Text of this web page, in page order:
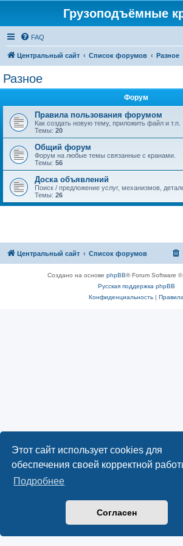
Этот сайт использует cookies для
обеспечения своей корректной
Подробнее
Согласен
Грузоподъёмные
FAQ
Центральный сайт Список форумов Разное
Разное
Форум
Правила пользования форумом
Как создать новую тему, приложить файл и т.п.
Темы: 20
Общий форум
Форум на любые темы связанные с кранами.
Темы: 56
Доска объявлений
Поиск / предложение услуг, механизмов,
Темы: 26
Центральный сайт Список форумов
Создано на основе phpBB® Forum Software
Русская поддержка phpBB
Конфиденциальность| Правила